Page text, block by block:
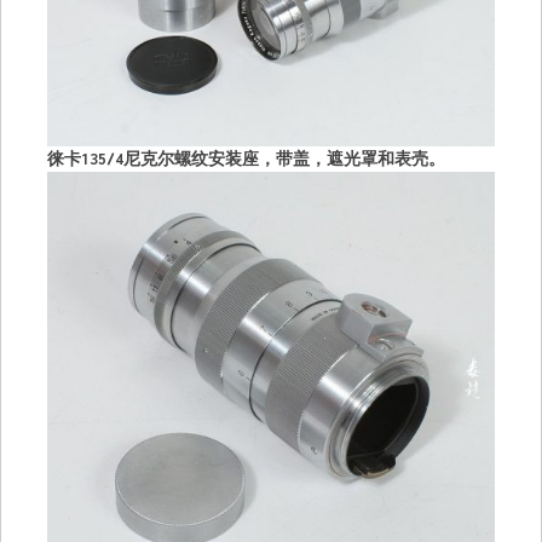
徕卡135/4尼克尔螺纹安装座，带盖，遮光罩和表壳。